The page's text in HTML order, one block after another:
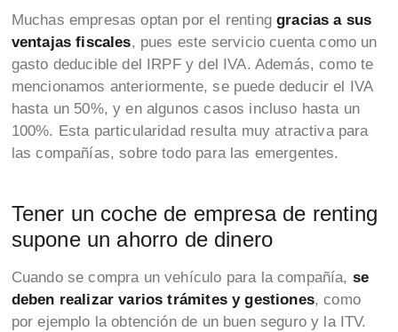
Muchas empresas optan por el rentinggracias a sus
ventajas fiscales, pues este servicio cuenta como un
gasto deducible del IRPF y del IVA. Además, como te
mencionamos anteriormente, se puede deducir el IVA
hasta un 50%, y en algunos casos incluso hasta un
100%. Esta particularidad resulta muy atractiva para
las compañías, sobre todo para las emergentes.
Tener un coche de empresa de renting
supone un ahorro de dinero
Cuando se compra un vehículo para la compañía, se
deben realizar varios trámites y gestiones, como
por ejemplo la obtención de un buen seguro y la ITV.